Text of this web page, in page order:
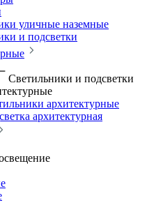
уличные наземные
и подсветки
Светильники и подсветки
архитектурные
архитектурная